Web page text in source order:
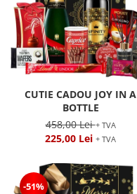
CUTIE CADOU JOY IN A
BOTTLE
458,00 Lei+ TVA
225,00 Lei + TVA
-51%